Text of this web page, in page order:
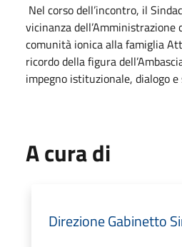
Nel corso dell’incontro, il
vicinanza dell’Amministrazione
comunità ionica alla famiglia
ricordo della figura
impegno istituzionale, dialogo
A cura di
Direzione Gabinetto